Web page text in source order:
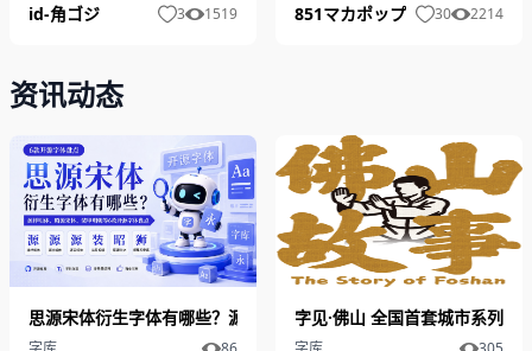
id-角ゴジ 3 1519 851マカポップ 30 2214
资讯动态
思源宋体衍生字体有哪些？源样明体、昭源宋体、装甲明朝等6款开
字见·佛山 全国首套城市系列字